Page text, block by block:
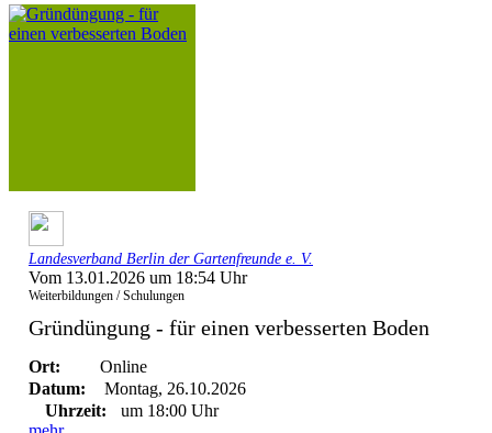
Landesverband Berlin der Gartenfreunde e. V.
Vom 13.01.2026 um 18:54 Uhr
Weiterbildungen / Schulungen
Gründüngung - für einen verbesserten Boden
Ort:
Online
Datum:
Montag, 26.10.2026
Uhrzeit:
um 18:00 Uhr